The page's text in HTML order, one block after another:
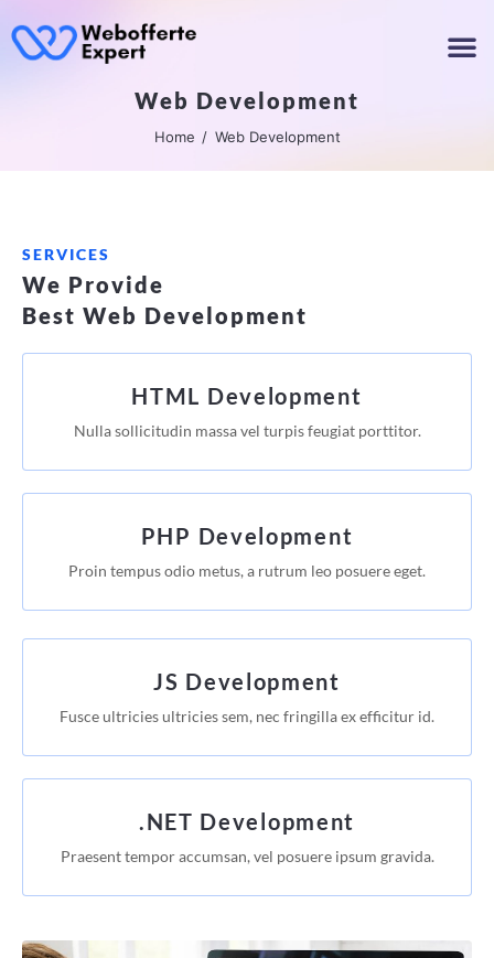
Web Development
Home Web Development
SERVICES
We Provide
Best Web Development
HTML Development
Nulla sollicitudin massa vel turpis feugiat porttitor.
PHP Development
Proin tempus odio metus, a rutrum leo posuere eget.
JS Development
Fusce ultricies ultricies sem, nec fringilla ex efficitur id.
.NET Development
Praesent tempor accumsan, vel posuere ipsum gravida.